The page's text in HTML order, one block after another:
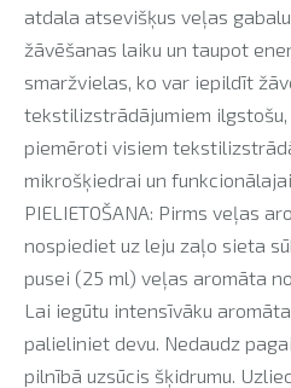
atdala atsevišķus veļas
žāvēšanas laiku un taupot
smaržvielas, ko var iepildīt
tekstilizstrādājumiem
piemēroti visiem
mikrošķiedrai un
PIELIETOŠANA: Pirms veļas
nospiediet uz leju zaļo sieta
pusei (25 ml) veļas aromāta
Lai iegūtu intensīvāku
palieliniet devu. Nedaudz
pilnībā uzsūcis šķidrumu.